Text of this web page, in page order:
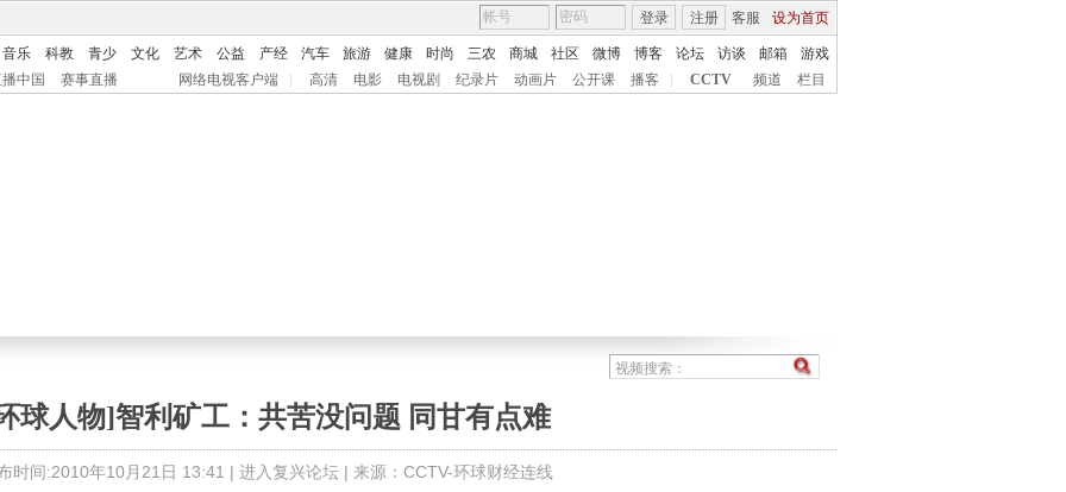
客服 设为首页
登录 注册
音乐 科教 青少 文化 艺术 公益 产经 汽车 旅游 健康 时尚 三农 商城 社区 微博 博客 论坛 访谈 邮箱
游戏
中国
赛事直播 网络电视客户端 高清 电影 电视剧 纪录片 动画片 公开课 播客 CCTV 频道 栏目
球人物]智利矿工：共苦没问题 同甘有点难
时间:2010年10月21日 13:41 | 进入复兴论坛 | 来源：CCTV-环球财经连线